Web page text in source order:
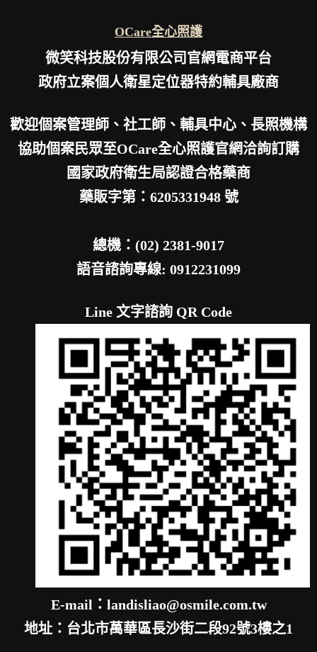
OCare全心照護
微笑科技股份有限公司官網電商平台
政府立案個人衛星定位器特約輔具廠商
歡迎個案管理師、社工師、輔具中心、長照機構
協助個案民眾至OCare全心照護官網洽詢訂購
國家政府衛生局認證合格藥商
藥販字第：6205331948 號
總機：(02) 2381-9017
語音諮詢專線: 0912231099
Line 文字諮詢 QR Code
E-mail：landisliao@osmile.com.tw
地址：台北市萬華區長沙街二段92號3樓之1